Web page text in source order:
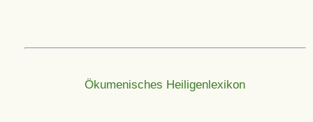
Ökumenisches Heiligenlexikon